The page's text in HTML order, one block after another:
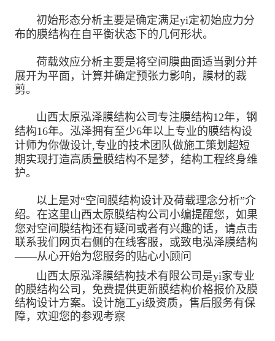
初始形态分析主要是确定满足yi定初始应力分
布的膜结构在自平衡状态下的几何形状。
荷载效应分析主要是将空间膜曲面适当剥分并
展开为平面，计算并确定预张力影响，膜材的裁
剪。
山西太原泓泽膜结构公司专注膜结构12年，钢
结构16年。泓泽拥有至少6年以上专业的膜结构设
计师为你做设计,专业的技术团队做施工策划超短
期实现打造高质量膜结构不是梦，结构工程终身维
护。
以上是对“空间膜结构设计及荷载理念分析”介
绍。在这里山西太原膜结构公司小编提醒您，如果
您对空间膜结构还有疑问或者有兴趣的话，请点击
联系我们网页右侧的在线客服，或致电泓泽膜结构
——从心开始为您服务的贴心小顾问
山西太原泓泽膜结构技术有限公司是yi家专业
的膜结构公司，免费提供更新膜结构价格报价及膜
结构设计方案。设计施工yi级资质，售后服务有保
障，欢迎您的参观考察